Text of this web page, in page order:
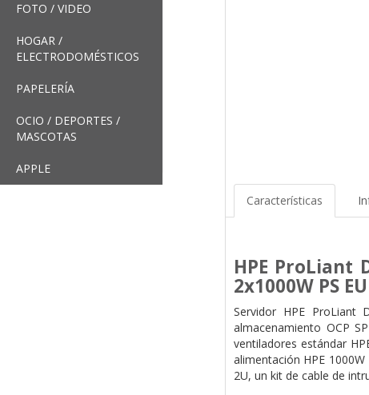
FOTO / VIDEO
HOGAR /
ELECTRODOMÉSTICOS
PAPELERÍA
OCIO / DEPORTES /
MASCOTAS
APPLE
Características
HPE ProLiant
2x1000W PS
Servidor HPE ProLiant
almacenamiento OCP
ventiladores estándar
alimentación HPE
2U, un kit de cable de